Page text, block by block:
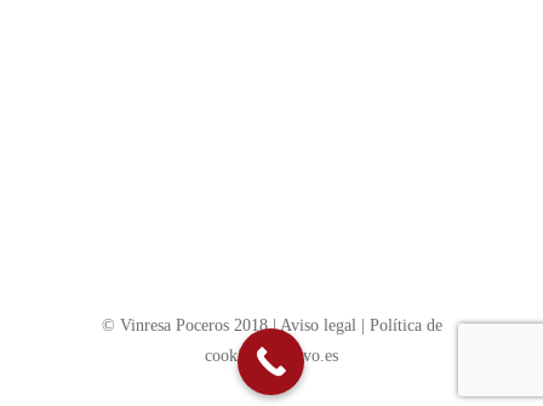
© Vinresa Poceros 2018 |Aviso legal
Política de
cookies | evotivo.es